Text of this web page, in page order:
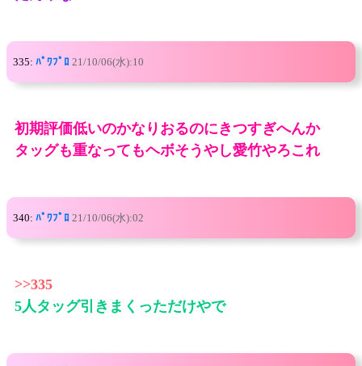
335: ﾊﾟﾜﾌﾟﾛ 21/10/06(水):10
初期評価低いのかなりおるのにきつすぎへんか
タッグも重なってもヘボそうやし愛竹やろこれ
340: ﾊﾟﾜﾌﾟﾛ 21/10/06(水):02
>>335
5人タッグ引きまくっただけやで